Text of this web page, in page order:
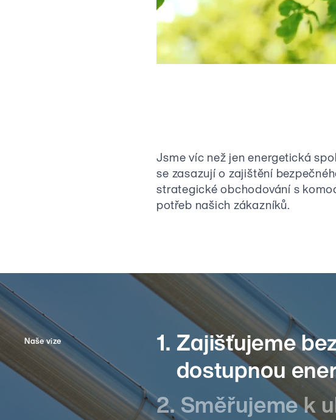
Jsme víc než jen energetická
se zasazují o zajištění
strategické obchodování s
potřeb našich zákazníků.
Naše vize 1. Zajišťujeme
dostupnou
2.Směřujeme k